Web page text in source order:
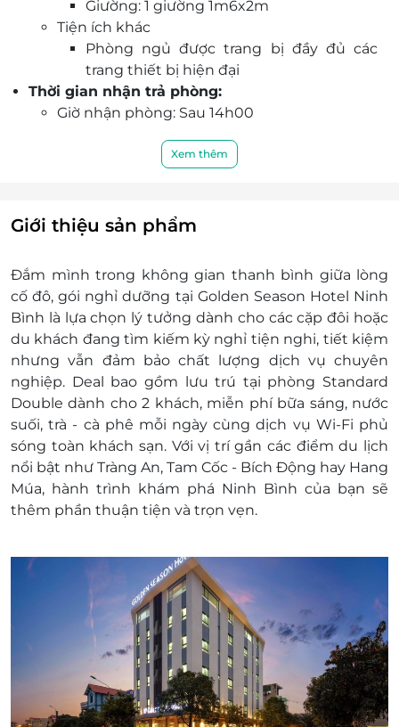
Giường: 1 giường 1m6x2m
Tiện ích khác
Phòng ngủ được trang bị đầy đủ các
trang thiết bị hiện đại
Thời gian nhận trả phòng:
Giờ nhận phòng: Sau 14h00
Check in sớm - Check out muộn: Tùy thuộc
Lưu ý:
Trẻ em từ 0 đến 4 tuổi: Miễn phí khi ở chung
Tối đa 02 trẻ dưới 11 tuổi được ở chung
phòng với bố mẹ
Trẻ từ 12 tuổi trở lên tính như người lớn
Phụ thu:
Cuối tuần (Thứ 6 & Thứ 7) trong giai đoạn từ
01/06 - 15/09 & 01/01 - 15/03: Phụ thu 144.000
vnđ/phòng/đêm
Cuối tuần (Thứ 6 & Thứ 7) trong giai đoạn từ
16/03 - 30/05 & 16/09 - 30/12: Phụ thu 100.000
vnđ/phòng/đêm
Lễ Tết: Phụ thu 20% theo giá cuối tuần mùa
cao điểm
Không có giường phụ: 60.000 vnđ/bé/
đêm (bao gồm bữa sáng)
Yêu cầu giường phụ: 130.000 vnđ/bé/
đêm (bao gồm giường và bữa sáng)
Thông tin liên hệ:
Hotline tư vấn & đặt tour (9h - 20h): 1900
2065
Văn phòng HCM: 028.6680 8757
Xem thêm
Giới thiệu sản phẩm
Đắm mình trong không gian thanh bình giữa lòng
cố đô, gói nghỉ dưỡng tại Golden Season Hotel Ninh
Bình là lựa chọn lý tưởng dành cho các cặp đôi hoặc
du khách đang tìm kiếm kỳ nghỉ tiện nghi, tiết kiệm
nhưng vẫn đảm bảo chất lượng dịch vụ chuyên
nghiệp. Deal bao gồm lưu trú tại phòng Standard
Double dành cho 2 khách, miễn phí bữa sáng, nước
suối, trà - cà phê mỗi ngày cùng dịch vụ Wi-Fi phủ
sóng toàn khách sạn. Với vị trí gần các điểm du lịch
nổi bật như Tràng An, Tam Cốc - Bích Động hay Hang
Múa, hành trình khám phá Ninh Bình của bạn sẽ
thêm phần thuận tiện và trọn vẹn.